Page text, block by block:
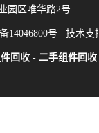
园区唯华路2号
14046800号 技术支
回收 - 二手组件回收